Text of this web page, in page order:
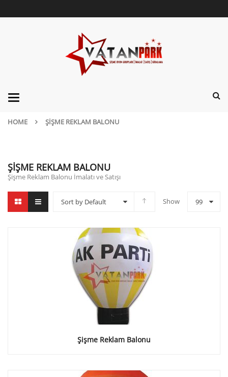
Categories
HOME ŞIŞME REKLAM BALONU
ŞIŞME REKLAM BALONU
Şişme Reklam Balonu İmalatı ve Satışı
Sort by Default Show 99
Şişme Reklam Balonu